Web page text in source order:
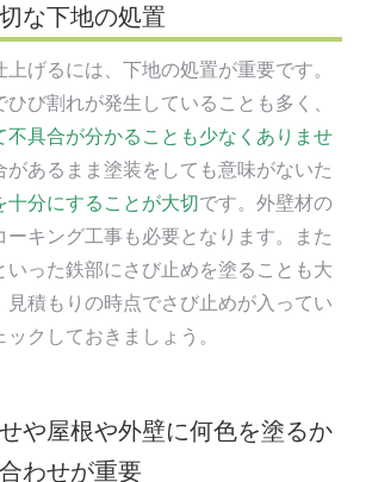
な下地の処置
げるには、下地の処置が重要です。
び割れが発生していることも多く、
不具合が分かることも少なくありませ
があるまま塗装をしても意味がないた
十分にすることが大切です。外壁材の
ーキング工事も必要となります。また
いった鉄部にさび止めを塗ることも大
見積もりの時点でさび止めが入ってい
クしておきましょう。
や屋根や外壁に何色を塗るか
わせが重要